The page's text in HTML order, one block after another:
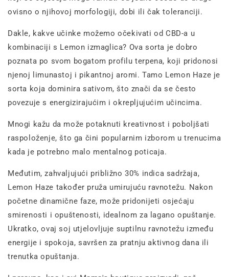
ovisno o njihovoj morfologiji, dobi ili čak toleranciji.
Dakle, kakve učinke možemo očekivati od CBD-a u
kombinaciji s Lemon izmaglica? Ova sorta je dobro
poznata po svom bogatom profilu terpena, koji pridonosi
njenoj limunastoj i pikantnoj aromi. Tamo Lemon Haze je
sorta koja dominira sativom, što znači da se često
povezuje s energizirajućim i okrepljujućim učincima.
Mnogi kažu da može potaknuti kreativnost i poboljšati
raspoloženje, što ga čini popularnim izborom u trenucima
kada je potrebno malo mentalnog poticaja.
Međutim, zahvaljujući približno 30% indica sadržaja,
Lemon Haze također pruža umirujuću ravnotežu. Nakon
početne dinamične faze, može pridonijeti osjećaju
smirenosti i opuštenosti, idealnom za lagano opuštanje.
Ukratko, ovaj soj utjelovljuje suptilnu ravnotežu između
energije i spokoja, savršen za pratnju aktivnog dana ili
trenutka opuštanja.